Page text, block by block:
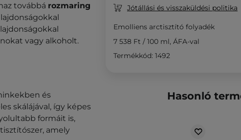
továbbá rozmaring
vagy alkoholt.
és
skálájával, így képes
formáit is,
amely
Jótállási és visszaküldési politika
Emolliens arctisztító folyadék
7 538 Ft / 100 ml, ÁFA-val
Termékkód: 1492
Hasonló